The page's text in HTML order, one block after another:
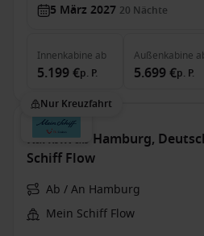
5 März 2027 20 Nächte
Innenkabine ab
5.199 €p. P.
Außenkabine
5.699 €p. P.
Nur Kreuzfahrt
Karibik ab Hamburg,
Schiff Flow
Ab / An Hamburg
Mein Schiff Flow